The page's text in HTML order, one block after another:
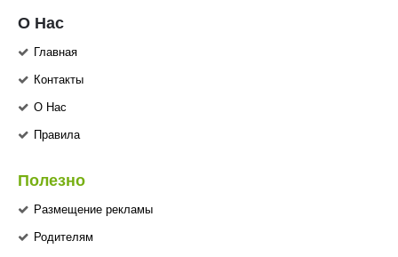
О Нас
Главная
Контакты
О Нас
Правила
Полезно
Размещение рекламы
Родителям